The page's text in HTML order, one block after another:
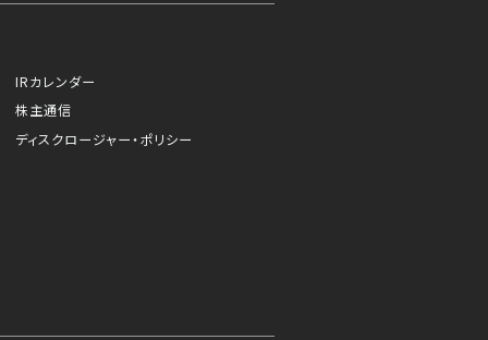
IRカレンダー
株主通信
ディスクロージャー・ポリシー